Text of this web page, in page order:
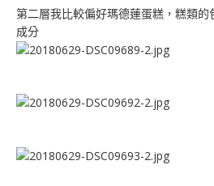
第二層我比較偏好瑪德蓮蛋糕，糕類
成分